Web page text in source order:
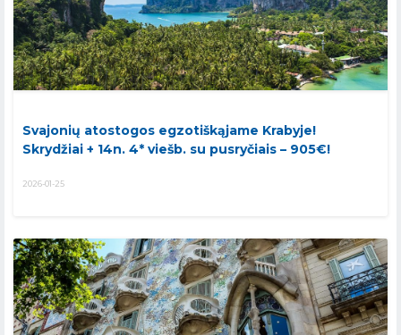
Svajonių atostogos egzotiškąjame Krabyje!
Skrydžiai + 14n. 4* viešb. su pusryčiais – 905€!
2026-01-25